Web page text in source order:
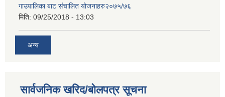
गाउपालिका बाट संचालित योजनाहरु२०७५/७६
मिति: 09/25/2018 - 13:03
अन्य
सार्वजनिक खरिद/बोलपत्र सूचना